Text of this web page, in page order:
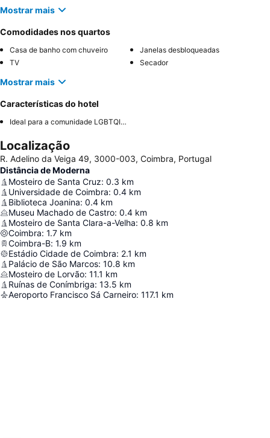
Mostrar mais
Comodidades nos quartos
Casa de banho com chuveiro
Janelas desbloqueadas
TV
Secador
Mostrar mais
Características do hotel
Ideal para a comunidade LGBTQIA+
Localização
R. Adelino da Veiga 49, 3000-003, Coimbra, Portugal
Distância de Moderna
Mosteiro de Santa Cruz: 0.3 km
Universidade de Coimbra: 0.4 km
Biblioteca Joanina: 0.4 km
Museu Machado de Castro: 0.4 km
Mosteiro de Santa Clara-a-Velha: 0.8 km
Coimbra: 1.7 km
Coimbra-B: 1.9 km
Estádio Cidade de Coimbra: 2.1 km
Palácio de São Marcos: 10.8 km
Mosteiro de Lorvão: 11.1 km
Ruínas de Conímbriga: 13.5 km
Aeroporto Francisco Sá Carneiro: 117.1 km